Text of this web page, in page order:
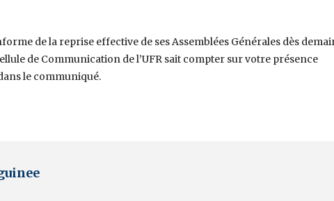
de la reprise effective de ses Assemblées Générales dès
de Communication de l’UFR sait compter sur votre présence
le communiqué.